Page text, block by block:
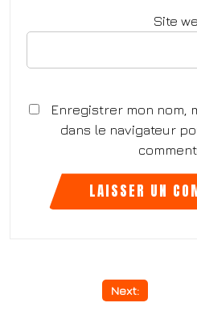
Site
Enregistrer mon nom,
dans le navigateur
Navigation Next: